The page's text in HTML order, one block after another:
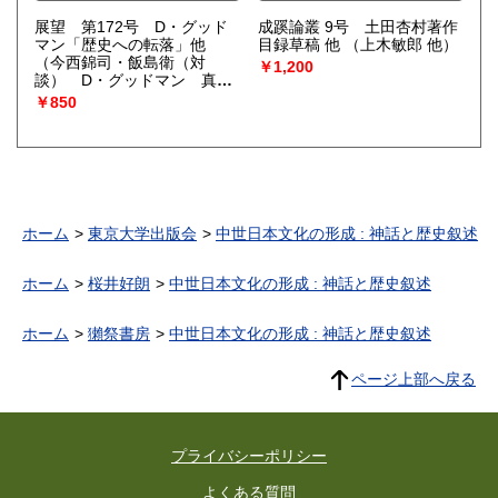
展望 第172号 D・グッド
マン「歴史への転落」他
（今西錦司・飯島衛（対
談） D・グッドマン 真継
伸彦 川田順造 他）
￥850
成蹊論叢 9号 土田杏村著作
目録草稿 他
（上木敏郎 他）
￥1,200
ホーム 東京大学出版会 中世日本文化の形成 : 神話と歴史叙述
ホーム 桜井好朗 中世日本文化の形成 : 神話と歴史叙述
ホーム 獺祭書房 中世日本文化の形成 : 神話と歴史叙述
ページ上部へ戻る
プライバシーポリシー
よくある質問